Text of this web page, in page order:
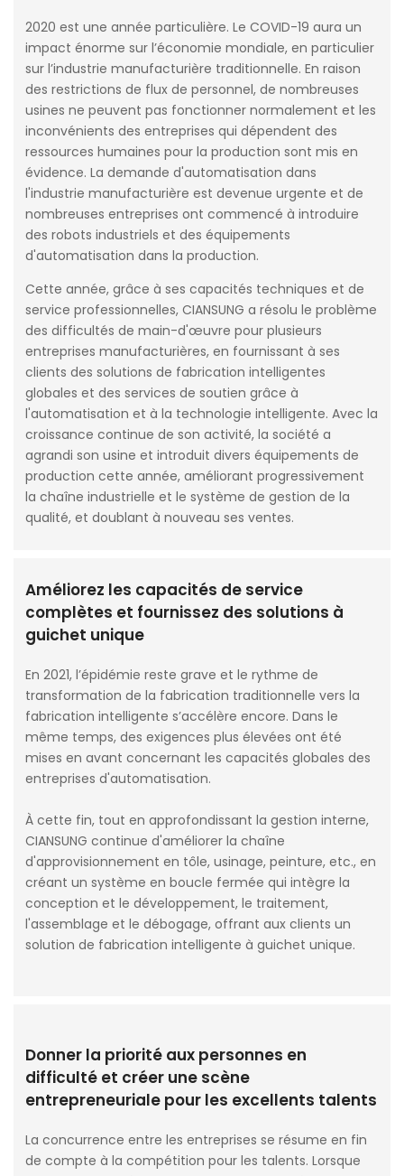
2020 est une année particulière. Le COVID-19 aura un
impact énorme sur l’économie mondiale, en particulier
sur l’industrie manufacturière traditionnelle. En raison
des restrictions de flux de personnel, de nombreuses
usines ne peuvent pas fonctionner normalement et les
inconvénients des entreprises qui dépendent des
ressources humaines pour la production sont mis en
évidence. La demande d'automatisation dans
l'industrie manufacturière est devenue urgente et de
nombreuses entreprises ont commencé à introduire
des robots industriels et des équipements
d'automatisation dans la production.
Cette année, grâce à ses capacités techniques et de
service professionnelles, CIANSUNG a résolu le problème
des difficultés de main-d'œuvre pour plusieurs
entreprises manufacturières, en fournissant à ses
clients des solutions de fabrication intelligentes
globales et des services de soutien grâce à
l'automatisation et à la technologie intelligente. Avec la
croissance continue de son activité, la société a
agrandi son usine et introduit divers équipements de
production cette année, améliorant progressivement
la chaîne industrielle et le système de gestion de la
qualité, et doublant à nouveau ses ventes.
Améliorez les capacités de service
complètes et fournissez des solutions à
guichet unique
En 2021, l’épidémie reste grave et le rythme de
transformation de la fabrication traditionnelle vers la
fabrication intelligente s’accélère encore. Dans le
même temps, des exigences plus élevées ont été
mises en avant concernant les capacités globales des
entreprises d'automatisation.
À cette fin, tout en approfondissant la gestion interne,
CIANSUNG continue d'améliorer la chaîne
d'approvisionnement en tôle, usinage, peinture, etc., en
créant un système en boucle fermée qui intègre la
conception et le développement, le traitement,
l'assemblage et le débogage, offrant aux clients un
solution de fabrication intelligente à guichet unique.
Donner la priorité aux personnes en
difficulté et créer une scène
entrepreneuriale pour les excellents talents
La concurrence entre les entreprises se résume en fin
de compte à la compétition pour les talents. Lorsque